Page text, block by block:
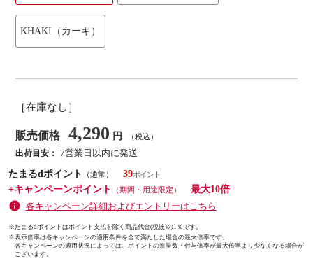
KHAKI（カーキ）
［在庫なし］
販売価格 4,290 円 （税込）
出荷目安： 7営業日以内に発送
たまるdポイント
（通常）
39
+キャンペーンポイント
（期間・用途限定）
最大10倍
各キャンペーン詳細およびエントリーはこちら
※たまるdポイントはポイント支払を除く商品代金(税抜)の1％です。
※表示倍率は各キャンペーンの適用条件を全て満たした場合の最大倍率です。
各キャンペーンの適用状況によっては、ポイントの進呈数・付与倍率が最大倍率より少なくなる場合が
ございます。